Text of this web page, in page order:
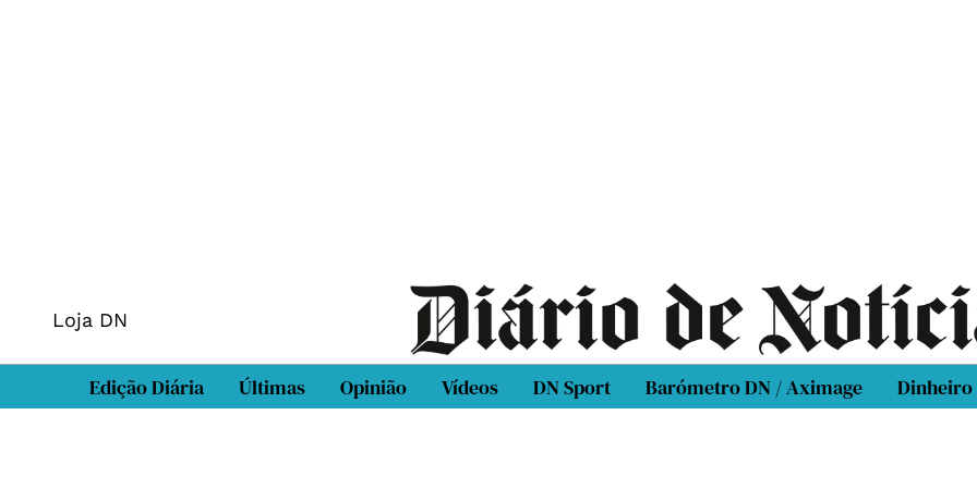
Loja DN
Edição Diária Últimas Opinião Vídeos DN Sport Barómetro DN / Aximage Dinheiro